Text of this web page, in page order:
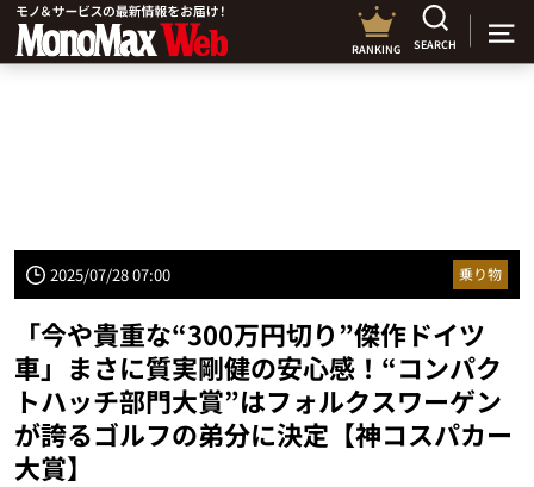
RANKING SEARCH
2025/07/28 07:00 乗り物
「今や貴重な“300万円切り”傑作ドイツ
車」まさに質実剛健の安心感！“コンパク
トハッチ部門大賞”はフォルクスワーゲン
が誇るゴルフの弟分に決定【神コスパカー
大賞】